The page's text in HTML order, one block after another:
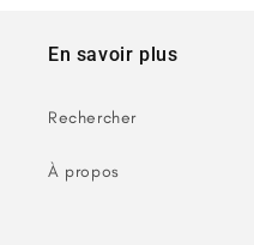
En savoir plus
Rechercher
À propos